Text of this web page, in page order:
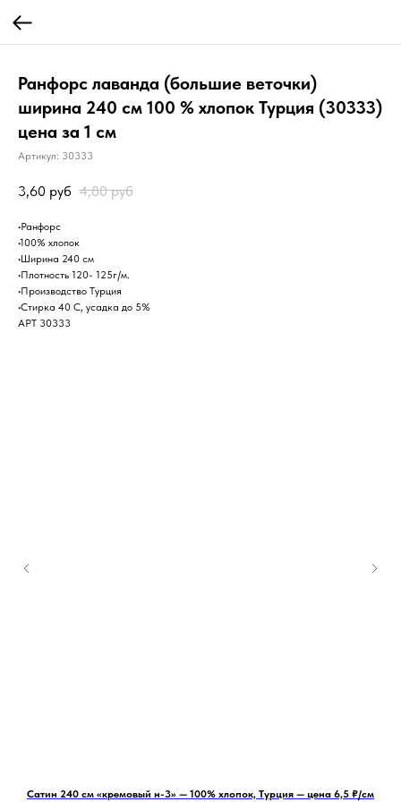
Ранфорс лаванда (большие веточки)
ширина 240 см 100 % хлопок Турция (30333)
цена за 1 см
Артикул: 30333
3,60 руб 4,80 руб
•Ранфорс
•100% хлопок
•Ширина 240 см
•Плотность 120- 125г/м.
•Производство Турция
•Стирка 40 С, усадка до 5%
АРТ 30333
Сатин 240 см «кремовый н-3» — 100% хлопок, Турция — цена 6,5 ₽/см